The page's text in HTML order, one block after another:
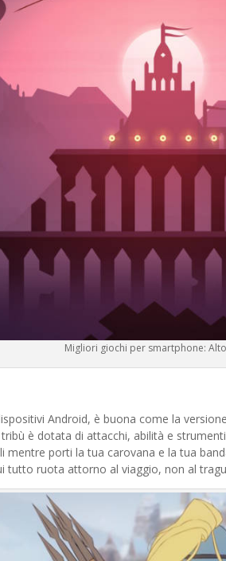
Migliori giochi per smartphone:
Android, è buona come la
è dotata di attacchi, abilità e
mentre porti la tua carovana e la tua
tutto ruota attorno al viaggio, non al